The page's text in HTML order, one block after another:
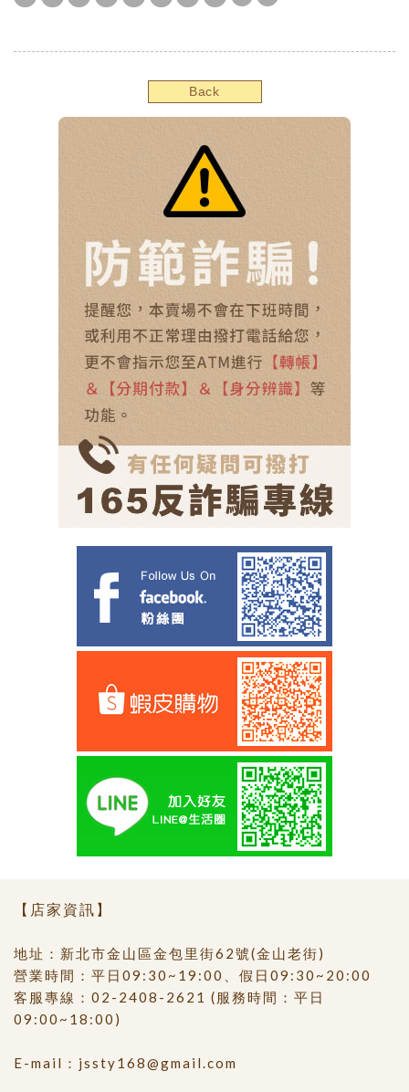
h
s
p
i
W
Back
【店家資訊】
地址：新北市金山區金包里街62號(金山老街)
營業時間：平日09:30~19:00、假日09:30~20:00
客服專線： 02-2408-2621 (服務時間：平日
09:00~18:00)
E-mail： jssty168@gmail.com